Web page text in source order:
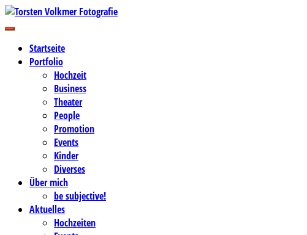
Zum
Inhalt
Torsten Volkmer Fotografie
Business-, Portrait- und Hochzeitsfotografie
Startseite
Portfolio
Hochzeit
Business
Theater
People
Promotion
Events
Kinder
Diverses
Über mich
be subjective!
Aktuelles
Hochzeiten